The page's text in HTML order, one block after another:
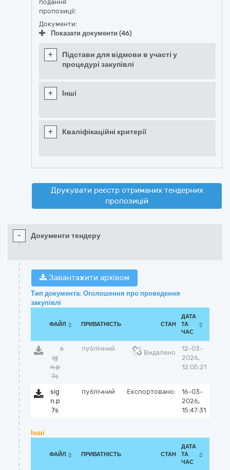
подання
пропозиції:
Документи:
Показати документи (46)
+
Підстави для відмови в участі у
процедурі закупівлі
+ Інші
+ Кваліфікаційні критерії
Друкувати реєстр отриманих тендерних
пропозицій
- Документи тендеру
Завантажити архівом
Тип документа: Оголошення про проведення
закупівлі
ФАЙЛ ПРИВАТНІСТЬ СТАН
ДАТА
ТА
ЧАС
s
ig
n.p
7s
публічний
Видалено
12-03-
2026,
12:05:21
sig
n.p
7s
публічний Експортовано:
16-03-
2026,
15:47:31
Інші
ФАЙЛ ПРИВАТНІСТЬ СТАН
ДАТА
ТА
ЧАС